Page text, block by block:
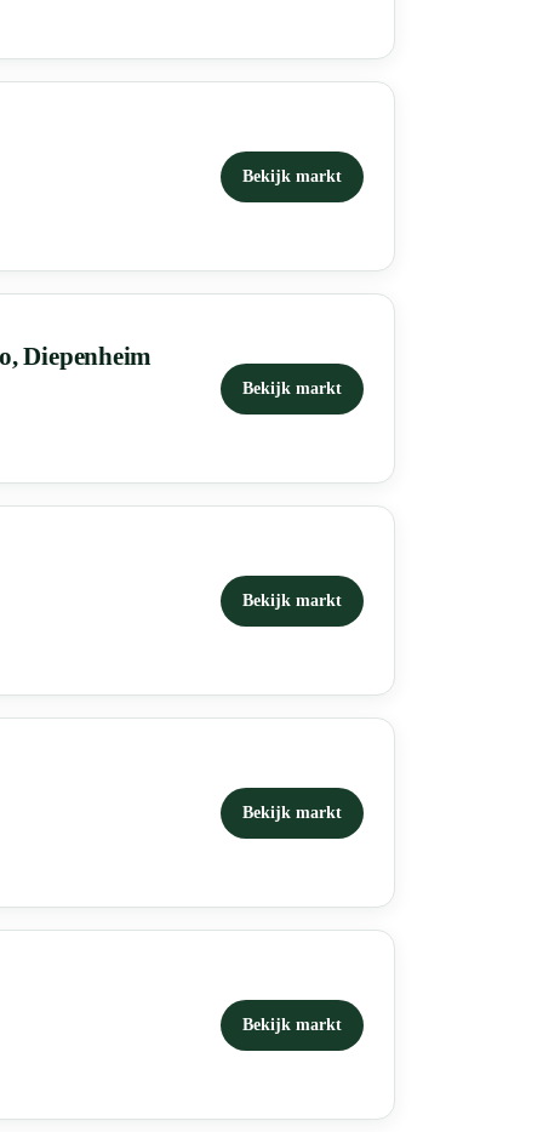
Bekijk markt
Diepenheim
Bekijk markt
Bekijk markt
Bekijk markt
Bekijk markt